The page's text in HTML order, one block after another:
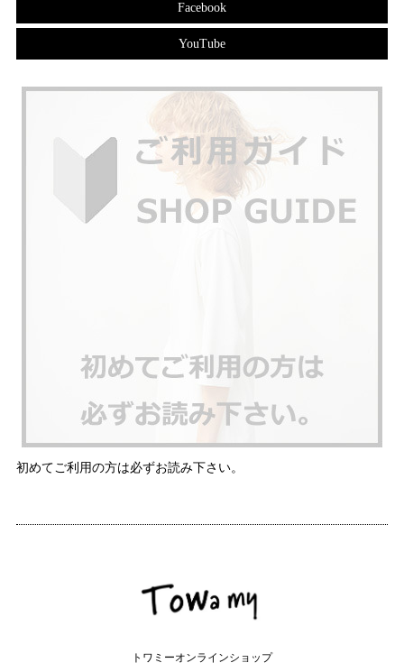
Facebook
YouTube
初めてご利用の方は必ずお読み下さい。
トワミーオンラインショップ